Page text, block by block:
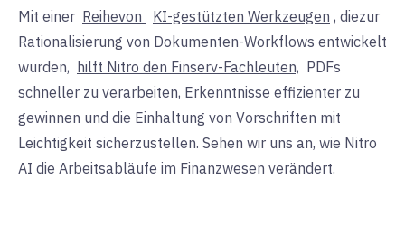
Mit einer Reihevon KI-gestützten Werkzeugen , diezur
Rationalisierung von Dokumenten-Workflows entwickelt
wurden, hilft Nitro den Finserv-Fachleuten, PDFs
schneller zu verarbeiten, Erkenntnisse effizienter zu
gewinnen und die Einhaltung von Vorschriften mit
Leichtigkeit sicherzustellen. Sehen wir uns an, wie Nitro
AI die Arbeitsabläufe im Finanzwesen verändert.